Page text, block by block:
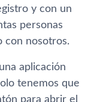
y con un
personas
con nosotros.
aplicación
tenemos que
para abrir el